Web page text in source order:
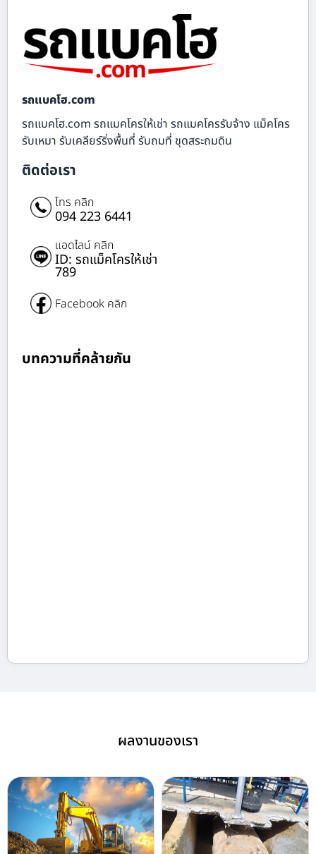
รถแบคโฮ.com
รถแบคโฮ.com รถแมคโครให้เช่า รถแมคโครรับจ้าง แม็คโคร
รับเหมา รับเคลียร์ริ่งพื้นที่ รับถมที่ ขุดสระถมดิน
ติดต่อเรา
โทร คลิก
094 223 6441
แอดไลน์ คลิก
ID: รถแม็คโครให้เช่า
789
Facebook คลิก
บทความที่คล้ายกัน
ผลงานของเรา